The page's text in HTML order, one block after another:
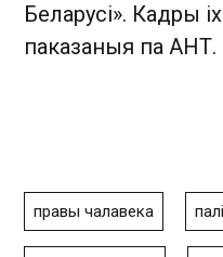
Беларусі». Кадры
паказаныя па АНТ.
правы чалавека